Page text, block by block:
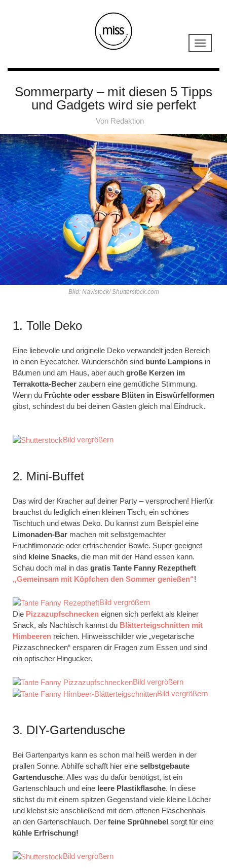
Sommerparty – mit diesen 5 Tipps
und Gadgets wird sie perfekt
Von Redaktion
Bild: Navistock/ Shutterstock.com
1. Tolle Deko
Eine liebevolle und originelle Deko verwandelt jeden Bereich
in einen Eyecatcher. Wunderschön sind bunte Lampions in
Bäumen und am Haus, aber auch große Kerzen im
Terrakotta-Becher zaubern eine gemütliche Stimmung.
Wenn du Früchte oder essbare Blüten in Eiswürfelformen
gibst, schindest du bei deinen Gästen gleich mal Eindruck.
Bild vergrößern
2. Mini-Buffet
Das wird der Kracher auf deiner Party – versprochen! Hierfür
brauchst du lediglich einen kleinen Tisch, ein schönes
Tischtuch und etwas Deko. Du kannst zum Beispiel eine
Limonaden-Bar machen mit selbstgemachter
Fruchtlimonade oder erfrischender Bowle. Super geeignet
sind kleine Snacks, die man mit der Hand essen kann.
Schau doch mal in das gratis Tante Fanny Rezeptheft
„Gemeinsam mit Köpfchen den Sommer genießen“!
Bild vergrößern
Die Pizzazupfschnecken eignen sich perfekt als kleiner
Snack, als Nachtisch kannst du Blätterteigschnitten mit
Himbeeren reichen. Hinweisschilder wie „vegetarische
Pizzaschnecken“ ersparen dir Fragen zum Essen und sind
ein optischer Hingucker.
Bild vergrößern
Bild vergrößern
3. DIY-Gartendusche
Bei Gartenpartys kann es schon mal heiß werden in der
prallen Sonne. Abhilfe schafft hier eine selbstgebaute
Gartendusche. Alles was du dafür benötigst, ist ein
Gartenschlauch und eine leere Plastikflasche. In diese
stichst du mit einem spitzen Gegenstand viele kleine Löcher
und klebst sie anschließend mit dem offenen Flaschenhals
an den Gartenschlauch. Der feine Sprühnebel sorgt für eine
kühle Erfrischung!
Bild vergrößern